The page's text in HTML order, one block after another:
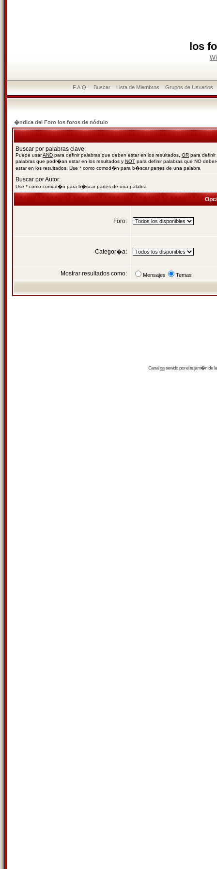
los
F.A.Q. Buscar Lista de Miembros Grupos de Usuarios
�ndice del Foro los foros de nódulo
Buscar por palabras clave:
Puede usarAND para definir palabras que deben estar en los resultados, OR para definir
palabras que podr�an estar en los resultados y NOT para definir palabras que NO
estar en los resultados. Use * como comod�n para b�scar partes de una palabra
Buscar por Autor:
Use * como comod�n para b�scar partes de una palabra
Foro:
Categor�a:
Mostrar resultados como: Mensajes Temas
Canalrssservido por eltrujam�nde